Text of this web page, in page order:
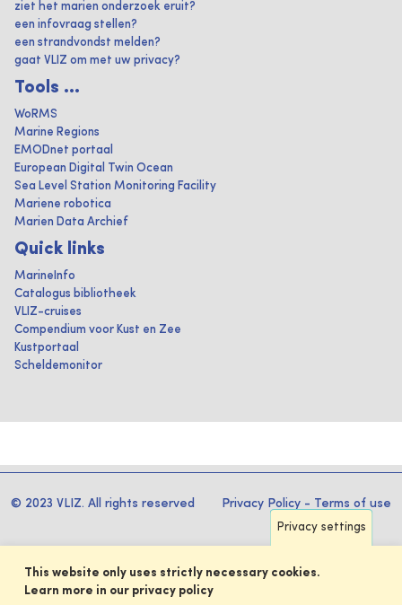
ziet het marien onderzoek eruit?
een infovraag stellen?
een strandvondst melden?
gaat VLIZ om met uw privacy?
Tools ...
WoRMS
Marine Regions
EMODnet portaal
European Digital Twin Ocean
Sea Level Station Monitoring Facility
Mariene robotica
Marien Data Archief
Quick links
MarineInfo
Catalogus bibliotheek
VLIZ-cruises
Compendium voor Kust en Zee
Kustportaal
Scheldemonitor
© 2023 VLIZ. All rights reserved Privacy Policy - Terms of use
Privacy settings
This website only uses strictly necessary cookies.
Learn more in our privacy policy